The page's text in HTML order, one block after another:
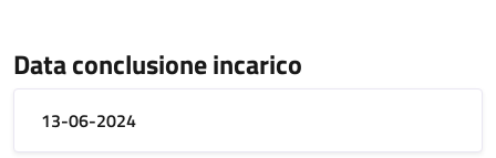
Data conclusione incarico
13-06-2024